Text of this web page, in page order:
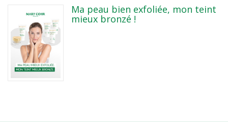
Ma peau bien exfoliée, mon teint
mieux bronzé !